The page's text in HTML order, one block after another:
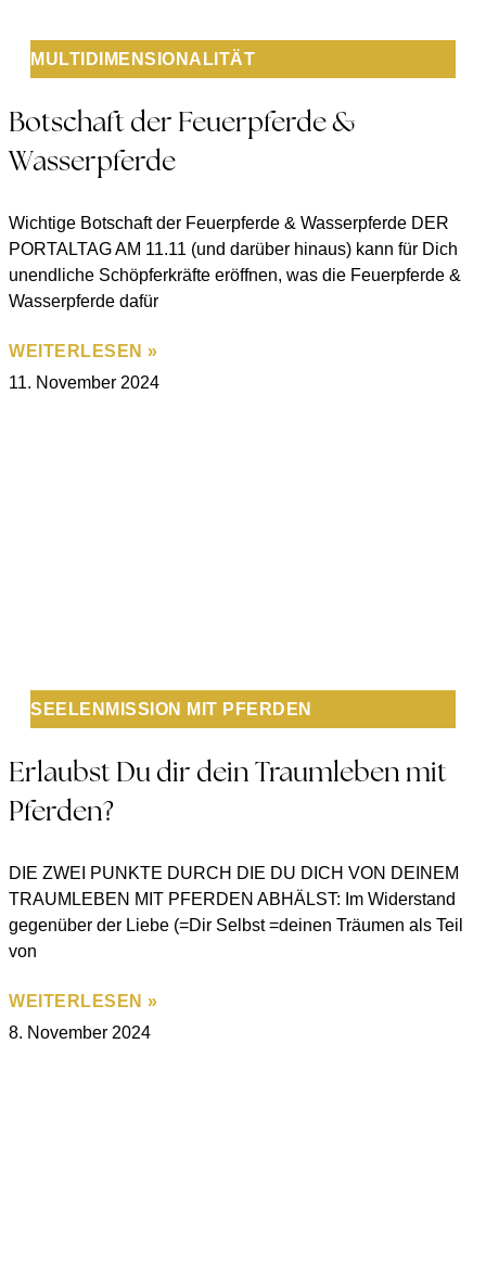
MULTIDIMENSIONALITÄT
Botschaft der Feuerpferde &
Wasserpferde
Wichtige Botschaft der Feuerpferde & Wasserpferde DER
PORTALTAG AM 11.11 (und darüber hinaus) kann für Dich
unendliche Schöpferkräfte eröffnen, was die Feuerpferde &
Wasserpferde dafür
WEITERLESEN »
11. November 2024
SEELENMISSION MIT PFERDEN
Erlaubst Du dir dein Traumleben mit
Pferden?
DIE ZWEI PUNKTE DURCH DIE DU DICH VON DEINEM
TRAUMLEBEN MIT PFERDEN ABHÄLST: Im Widerstand
gegenüber der Liebe (=Dir Selbst =deinen Träumen als Teil
von
WEITERLESEN »
8. November 2024